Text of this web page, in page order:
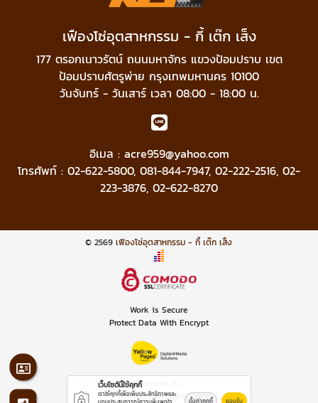
เฟืองโซ่อุตสาหกรรม - กี้ เต๊ก เส็ง
177 ตรอกเนาวรัตน์ ถนนมหาจักร แขวงป้อมปราบ เขต
ป้อมปราบศัตรูพ่าย กรุงเทพมหานคร 10100
วันจันทร์ - วันเสาร์ เวลา 08:00 - 18:00 น.
อีเมล : acre959@yahoo.com
โทรศัพท์ : 02-622-5800, 081-844-7947, 02-222-2516, 02-
223-3876, 02-622-8270
© 2569เฟืองโซ่อุตสาหกรรม - กี้ เต๊ก เส็ง
Work is Secure
Protect Data With Encrypt
Powered By
Thailand YellowPages
เว็บไซต์นี้ใช้คุกกี้
เราใช้คุกกี้เพื่อเพิ่มประสิทธิภาพและ
ตั้งค่าคุกกี้ ยอมรับ